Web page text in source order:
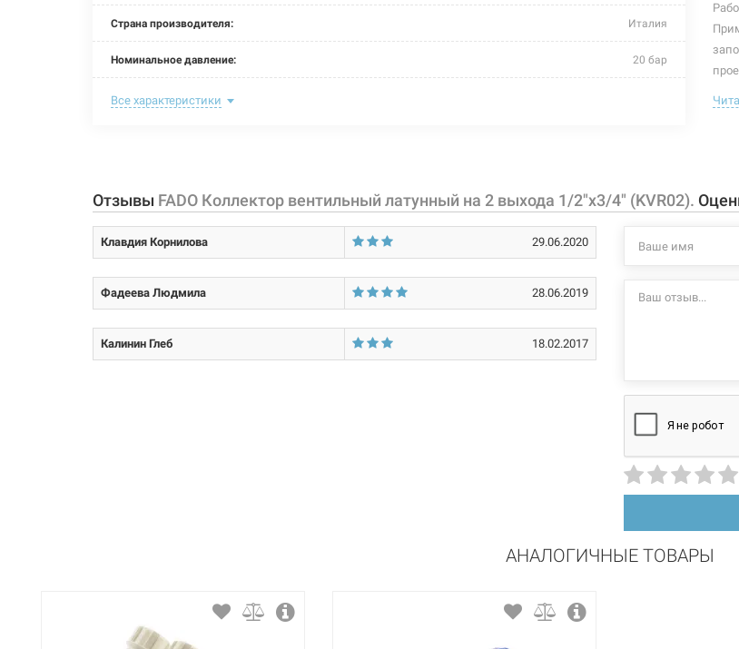
Артикул:
FADO Коллектор вентильный латунный на 5 выходов
1/2"x3/4" (KVR05)
FADO Коллектор вентильный латунный на 5 выходов 1/2"x1"
Страна производителя: Италия
Номинальное давление: 20 бар
Максимальная температура:
Материал управляющего элемента: пластик ABS
Материал закладной детали: латунь CW614N
Материал затворной части: латунь CW614N
Размер входов на коллекторах:
2
наружная/внутренняя
наружная
Все характеристики
Отзывы FADO Коллектор вентильный латунный на 2 выхода 1/2"x3/4" (KVR02).
Клавдия Корнилова 29.06.2020
Фадеева Людмила 28.06.2019
Калинин Глеб 18.02.2017
АНАЛОГИЧНЫЕ ТОВАРЫ